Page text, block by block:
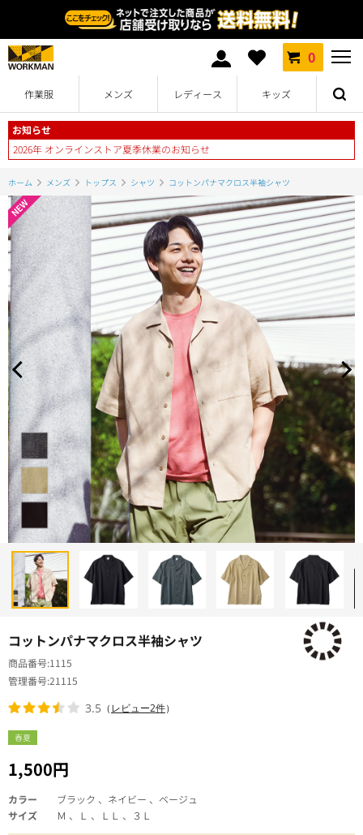
0
作業服 メンズ レディース キッズ
お知らせ
2026年 オンラインストア夏季休業のお知らせ
ホーム メンズ トップス シャツ コットンパナマクロス半袖シャツ
コットンパナマクロス半袖シャツ
春夏
1,500円
商品番号 1115
管理番号21115
3.5 （レビュー2件）
カラー
ブラック 、ネイビー 、ベージュ
サイズ
Ｍ 、Ｌ 、ＬＬ 、３Ｌ